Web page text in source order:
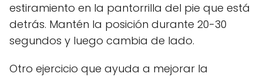
estiramiento en la pantorrilla del pie que está
detrás. Mantén la posición durante 20-30
segundos y luego cambia de lado.
Otro ejercicio que ayuda a mejorar la